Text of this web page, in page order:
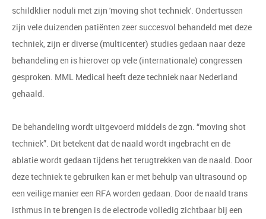
schildklier noduli met zijn 'moving shot techniek'. Ondertussen
zijn vele duizenden patiënten zeer succesvol behandeld met deze
techniek, zijn er diverse (multicenter) studies gedaan naar deze
behandeling en is hierover op vele (internationale) congressen
gesproken. MML Medical heeft deze techniek naar Nederland
gehaald.
De behandeling wordt uitgevoerd middels de zgn. “moving shot
techniek”. Dit betekent dat de naald wordt ingebracht en de
ablatie wordt gedaan tijdens het terugtrekken van de naald. Door
deze techniek te gebruiken kan er met behulp van ultrasound op
een veilige manier een RFA worden gedaan. Door de naald trans
isthmus in te brengen is de electrode volledig zichtbaar bij een